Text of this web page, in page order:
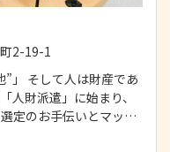
2-19-1
」 そして人は財産であ
人財派遣」に始まり、
定のお手伝いとマッ…